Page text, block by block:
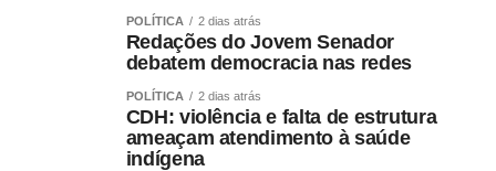
TOP FAMOSOS
COMENTE ABAIXO:
POLÍTICA 2 dias atrás
Redações do Jovem Senador
debatem democracia nas redes
POLÍTICA 2 dias atrás
CDH: violência e falta de estrutura
ameaçam atendimento à saúde
indígena